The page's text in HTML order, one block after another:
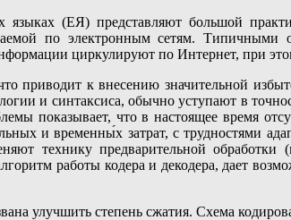
(ЕЯ) представляют большой
по электронным сетям. Типичными
циркулируют по Интернет, при
приводит к внесению значительной
и синтаксиса, обычно уступают в
показывает, что в настоящее время
и временны́х затрат, с трудностями
технику предварительной обработки
работы кодера и декодера, дает
улучшить степень сжатия. Схема